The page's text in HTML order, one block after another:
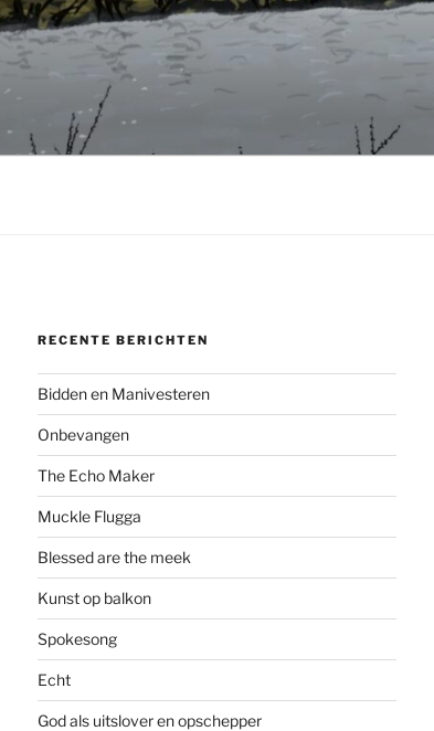
RECENTE BERICHTEN
Bidden en Manivesteren
Onbevangen
The Echo Maker
Muckle Flugga
Blessed are the meek
Kunst op balkon
Spokesong
Echt
God als uitslover en opschepper